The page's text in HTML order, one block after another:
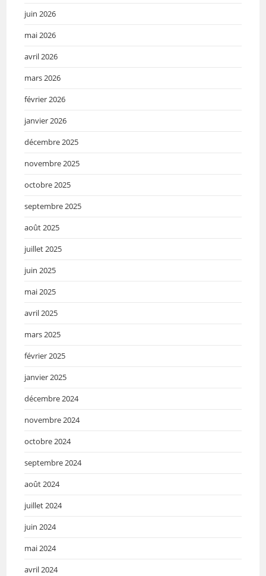
juin 2026
mai 2026
avril 2026
mars 2026
février 2026
janvier 2026
décembre 2025
novembre 2025
octobre 2025
septembre 2025
août 2025
juillet 2025
juin 2025
mai 2025
avril 2025
mars 2025
février 2025
janvier 2025
décembre 2024
novembre 2024
octobre 2024
septembre 2024
août 2024
juillet 2024
juin 2024
mai 2024
avril 2024